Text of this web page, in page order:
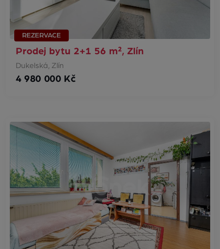
REZERVACE
Prodej bytu 2+1 56 m², Zlín
Dukelská, Zlín
4 980 000 Kč